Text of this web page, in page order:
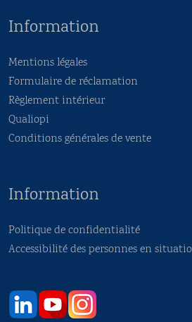
Information
Mentions légales
Formulaire de réclamation
Règlement intérieur
Qualiopi
Conditions générales de vente
Information
Politique de confidentialité
Accessibilité des personnes en